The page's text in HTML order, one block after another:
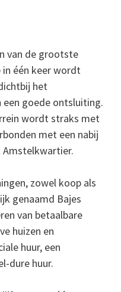
van de grootste
één keer wordt
het
goede ontsluiting.
wordt straks met
met een nabij
zowel koop als
genaamd Bajes
van betaalbare
huizen en
huur, een
dure huur.